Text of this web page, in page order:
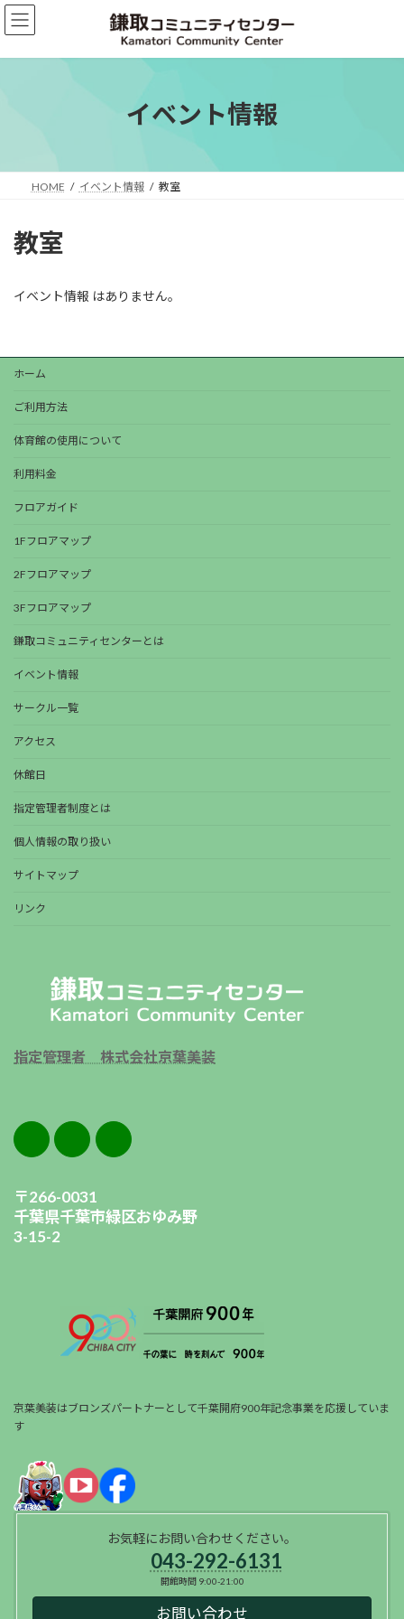
コ
ン
ン
プ
ナ
ビ
ー
動
イベント情報
HOME イベント情報 教室
教室
イベント情報 はありません。
ホーム
ご利用方法
体育館の使用について
利用料金
フロアガイド
1Fフロアマップ
2Fフロアマップ
3Fフロアマップ
鎌取コミュニティセンターとは
イベント情報
サークル一覧
アクセス
休館日
指定管理者制度とは
個人情報の取り扱い
サイトマップ
リンク
指定管理者 株式会社京葉美装
〒266-0031
千葉県千葉市緑区おゆみ野
3-15-2
京葉美装はブロンズパートナーとして千葉開府900年記念事業を応援していま
す
お気軽にお問い合わせください。
043-292-6131
開館時間 9:00-21:00
お問い合わせ